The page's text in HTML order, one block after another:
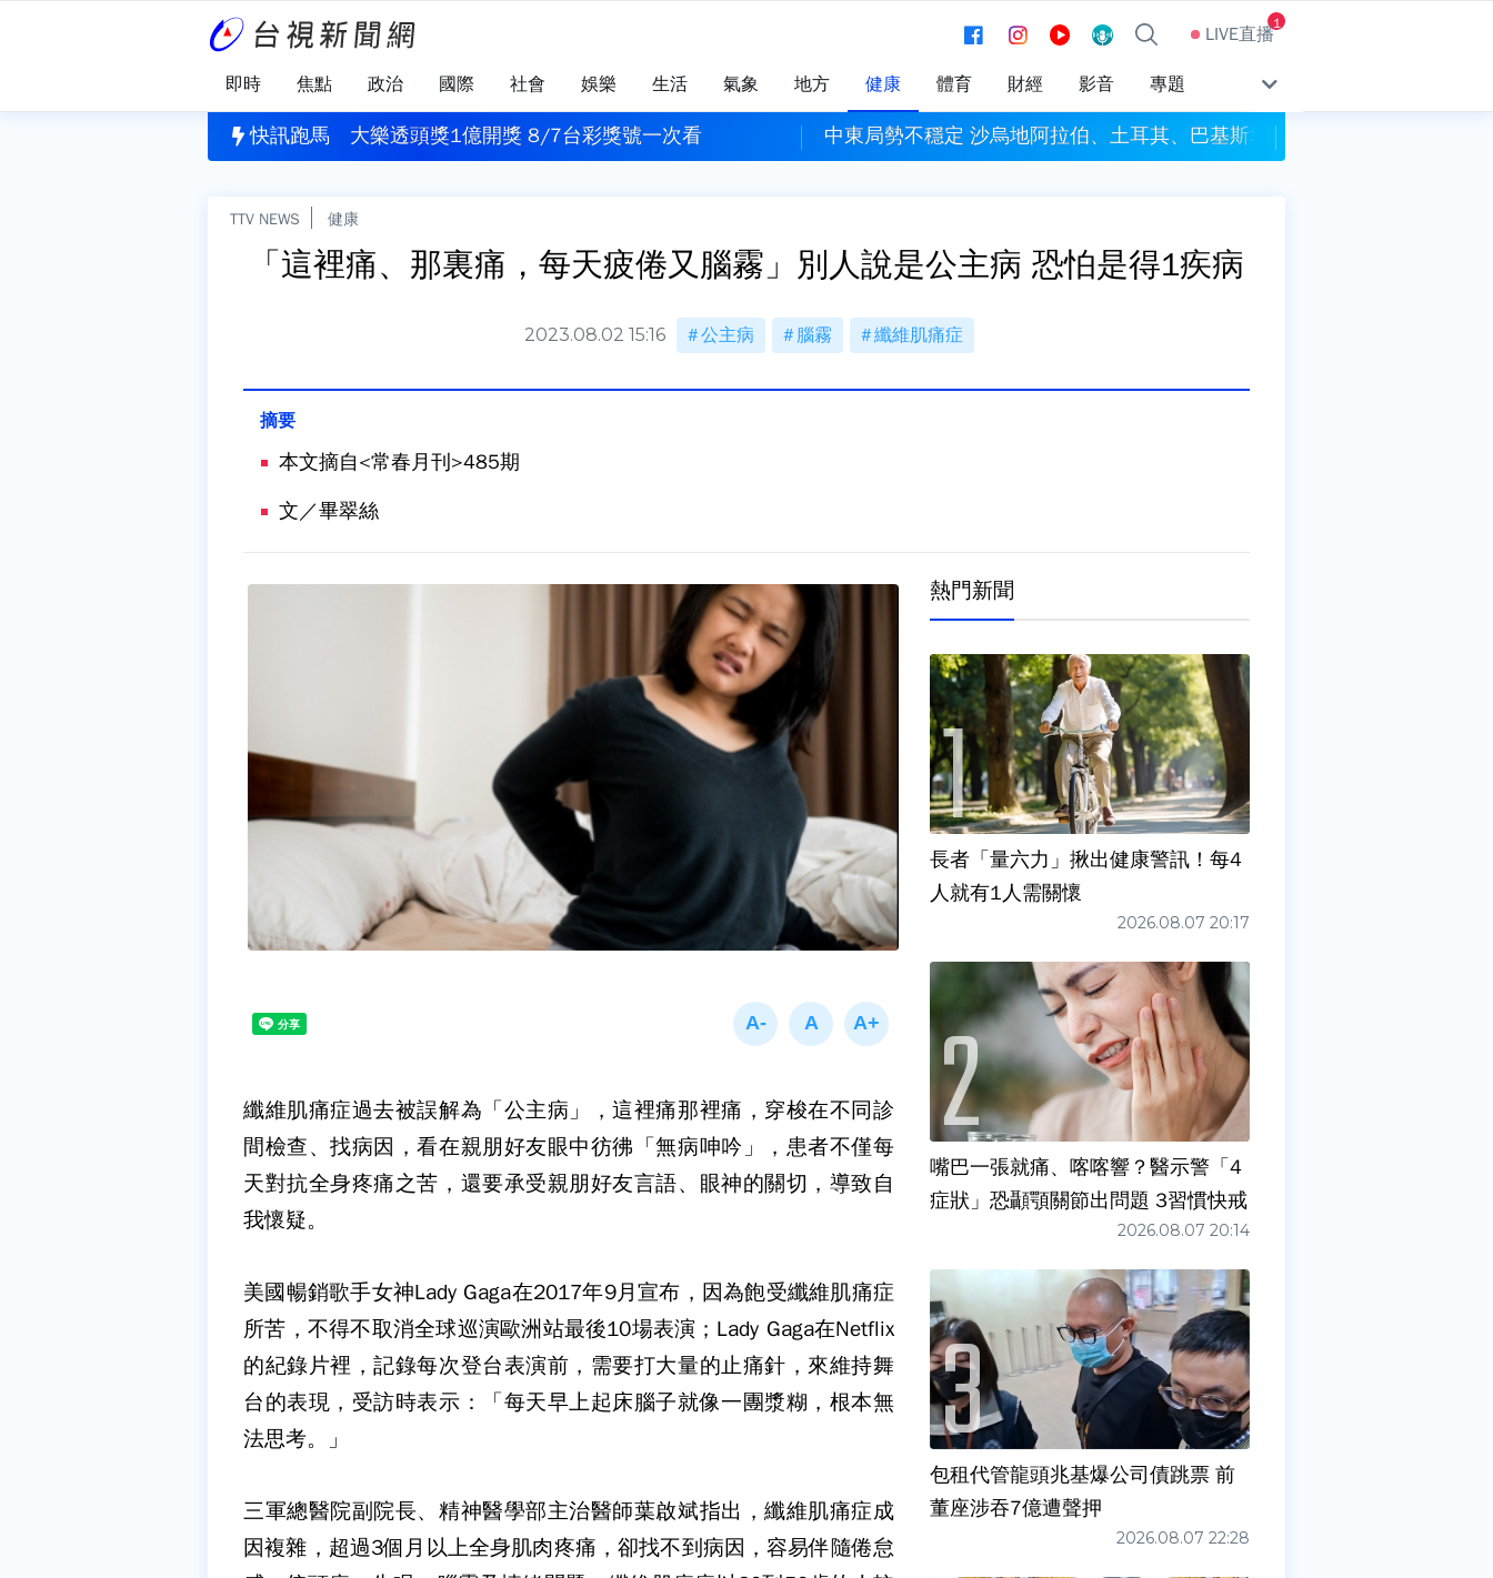
LIVE直播1
即時 焦點 政治 國際 社會 娛樂 生活 氣象 地方 健康 體育 財經 影音 專題
快訊跑馬
揪出健康警訊！每4人就有1人需關懷 大樂透頭獎1億開獎 8/7台彩獎號一次看 中東局勢不穩定 沙烏地阿拉伯、土耳其、巴基斯坦簽署共同防禦條約
TTV NEWS 健康
「這裡痛、那裏痛，每天疲倦又腦霧」別人說是公主病 恐怕是得1疾病
2023.08.02 15:16 公主病 腦霧 纖維肌痛症
本文摘自<常春月刊>485期
文／畢翠絲
纖維肌痛症過去被誤解為「公主病」，這裡痛那裡痛，穿梭在不同診
間檢查、找病因，看在親朋好友眼中彷彿「無病呻吟」，患者不僅每
天對抗全身疼痛之苦，還要承受親朋好友言語、眼神的關切，導致自
我懷疑。
美國暢銷歌手女神Lady Gaga在2017年9月宣布，因為飽受纖維肌痛症
所苦，不得不取消全球巡演歐洲站最後10場表演； Lady Gaga在Netflix
的紀錄片裡，記錄每次登台表演前，需要打大量的止痛針，來維持舞
台的表現，受訪時表示：「每天早上起床腦子就像一團漿糊，根本無
法思考。」
三軍總醫院副院長、精神醫學部主治醫師葉啟斌指出，纖維肌痛症成
因複雜，超過3個月以上全身肌肉疼痛，卻找不到病因，容易伴隨倦怠
熱門新聞
長者「量六力」揪出健康警訊！每4
人就有1人需關懷
2026.08.07 20:17
嘴巴一張就痛、喀喀響？醫示警「4
症狀」恐顳顎關節出問題 3習慣快戒
2026.08.07 20:14
包租代管龍頭兆基爆公司債跳票 前
董座涉吞7億遭聲押
2026.08.07 22:28